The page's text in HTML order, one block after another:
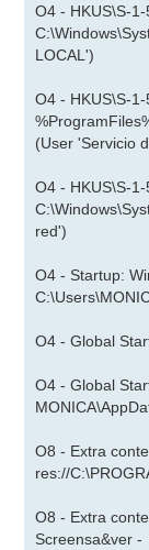
O4 - HKUS\S-
LOCAL')
O4 - HKUS\S-
(User 'Servicio
O4 - HKUS\S-
red')
O4 - Startup:
O4 - Global
O4 - Global
O8 - Extra
res://
O8 - Extra
Screensa&ver -